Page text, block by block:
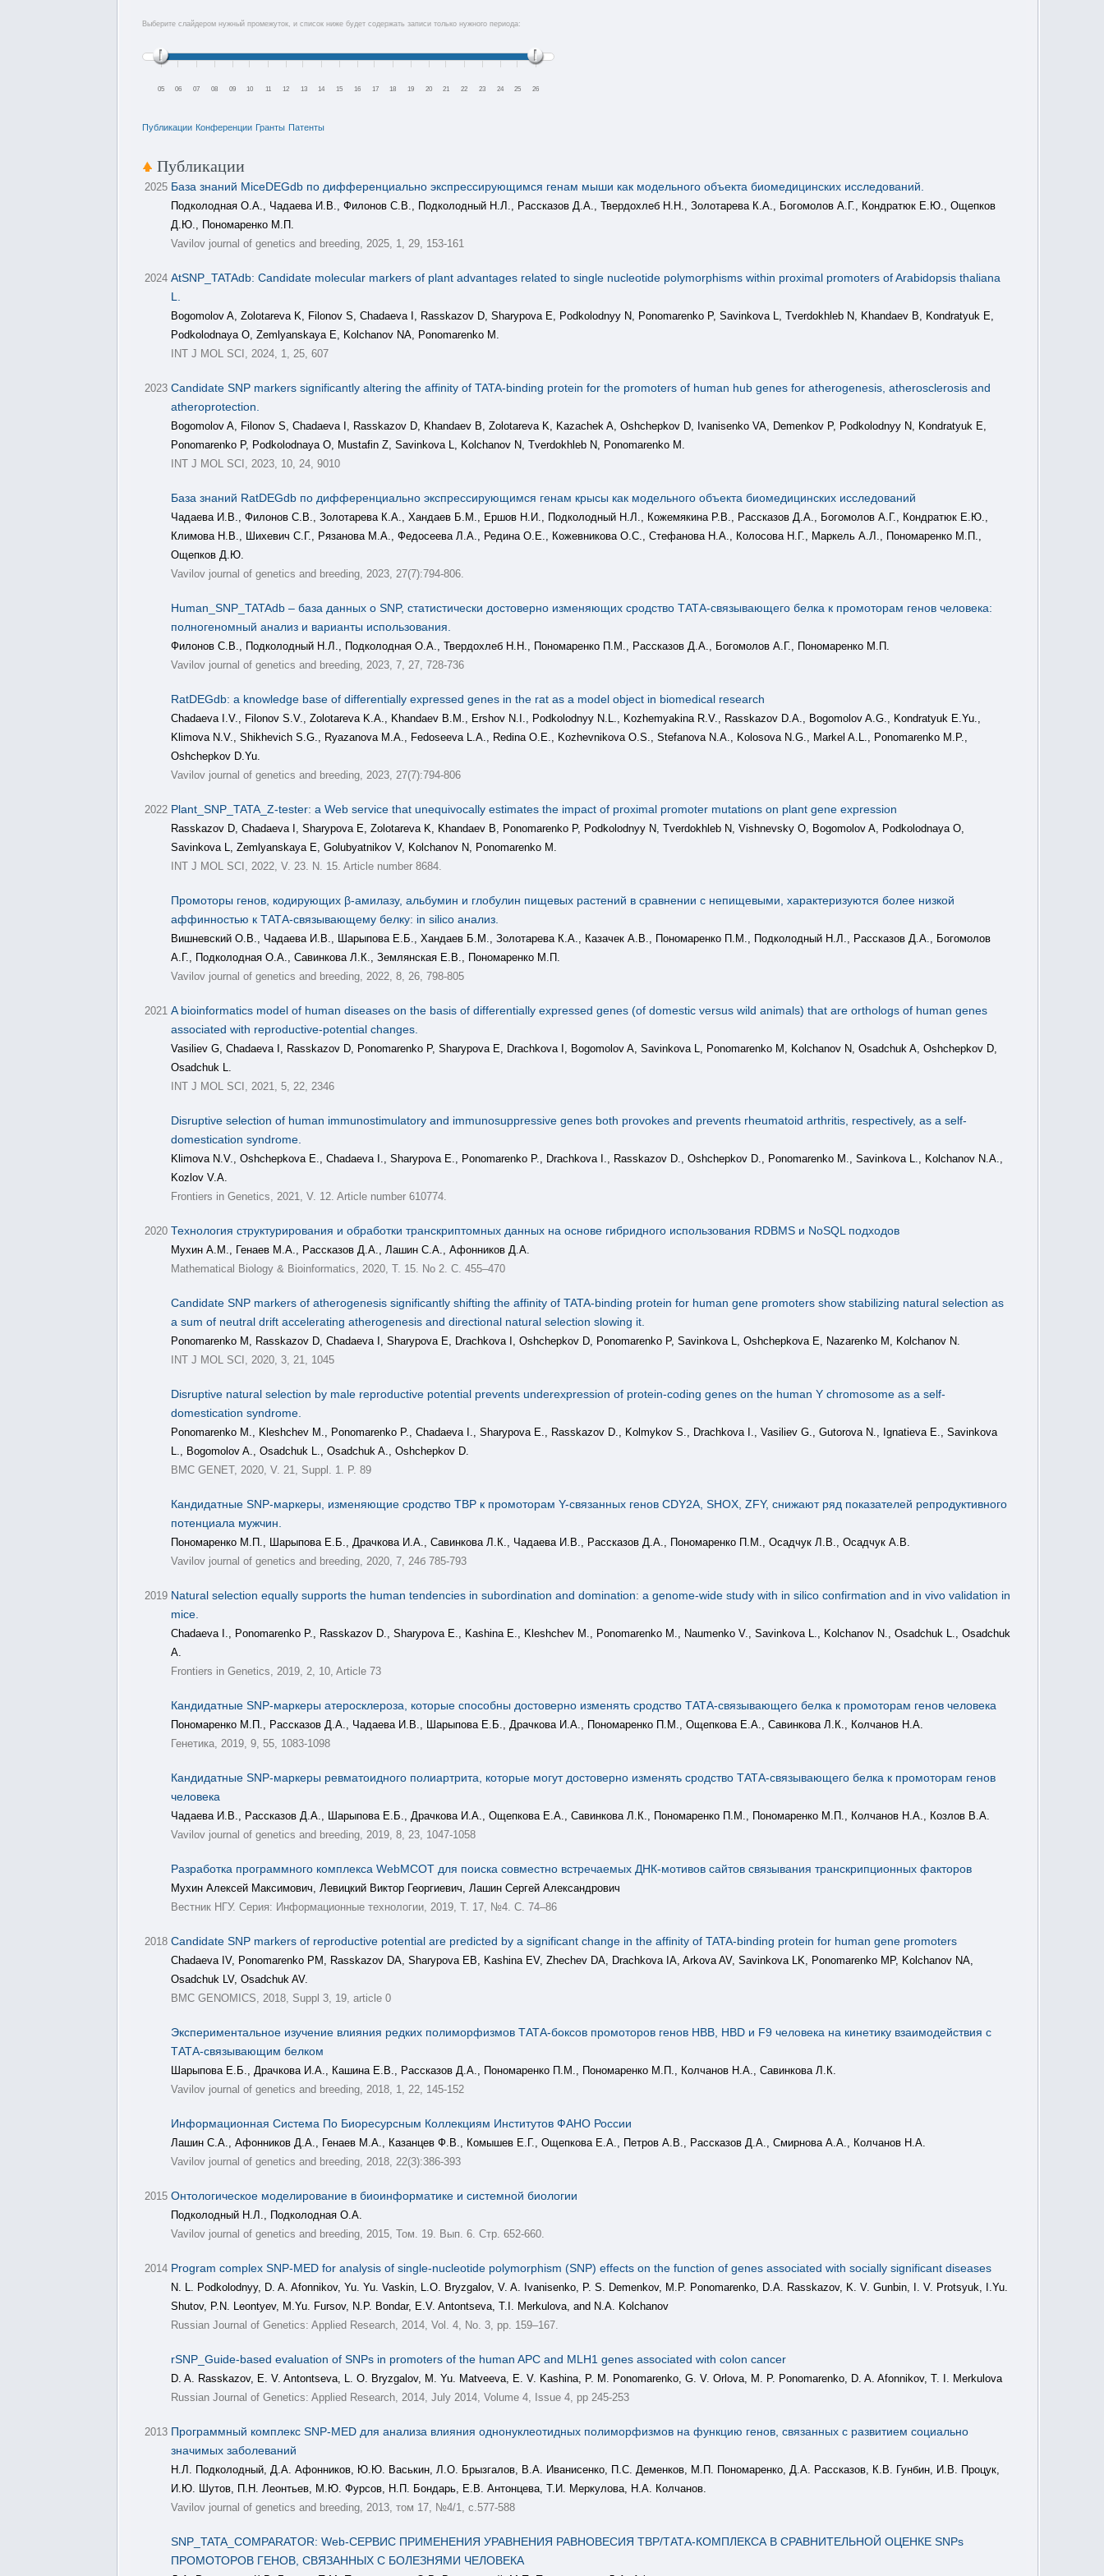
Выберите слайдером нужный промежуток, и список ниже будет содержать записи только нужного периода:
05 06 07 08 09 10 11 12 13 14 15 16 17 18 19 20 21 22 23 24 25 26
Публикации Конференции Гранты Патенты
Публикации
2025 База знаний MiceDEGdb по дифференциально экспрессирующимся генам мыши как модельного объекта биомедицинских исследований.
Подколодная О.А., Чадаева И.В., Филонов С.В., Подколодный Н.Л., Рассказов Д.А., Твердохлеб Н.Н., Золотарева К.А., Богомолов А.Г., Кондратюк Е.Ю., Ощепков
Д.Ю., Пономаренко М.П.
Vavilov journal of genetics and breeding, 2025, 1, 29, 153-161
2024 AtSNP_TATAdb: Candidate molecular markers of plant advantages related to single nucleotide polymorphisms within proximal promoters of Arabidopsis thaliana
L.
Bogomolov A, Zolotareva K, Filonov S, Chadaeva I, Rasskazov D, Sharypova E, Podkolodnyy N, Ponomarenko P, Savinkova L, Tverdokhleb N, Khandaev B, Kondratyuk E,
Podkolodnaya O, Zemlyanskaya E, Kolchanov NA, Ponomarenko M.
INT J MOL SCI, 2024, 1, 25, 607
2023 Candidate SNP markers significantly altering the affinity of TATA-binding protein for the promoters of human hub genes for atherogenesis, atherosclerosis and
atheroprotection.
Bogomolov A, Filonov S, Chadaeva I, Rasskazov D, Khandaev B, Zolotareva K, Kazachek A, Oshchepkov D, Ivanisenko VA, Demenkov P, Podkolodnyy N, Kondratyuk E,
Ponomarenko P, Podkolodnaya O, Mustafin Z, Savinkova L, Kolchanov N, Tverdokhleb N, Ponomarenko M.
INT J MOL SCI, 2023, 10, 24, 9010
База знаний RatDEGdb по дифференциально экспрессирующимся генам крысы как модельного объекта биомедицинских исследований
Чадаева И.В., Филонов С.В., Золотарева К.А., Хандаев Б.М., Ершов Н.И., Подколодный Н.Л., Кожемякина Р.В., Рассказов Д.А., Богомолов А.Г., Кондратюк Е.Ю.,
Климова Н.В., Шихевич С.Г., Рязанова М.А., Федосеева Л.А., Редина О.Е., Кожевникова О.С., Стефанова Н.А., Колосова Н.Г., Маркель А.Л., Пономаренко М.П.,
Ощепков Д.Ю.
Vavilov journal of genetics and breeding, 2023, 27(7):794-806.
Human_SNP_TATAdb – база данных о SNP, статистически достоверно изменяющих сродство ТАТА-связывающего белка к промоторам генов человека:
полногеномный анализ и варианты использования.
Филонов С.В., Подколодный Н.Л., Подколодная О.А., Твердохлеб Н.Н., Пономаренко П.М., Рассказов Д.А., Богомолов А.Г., Пономаренко М.П.
Vavilov journal of genetics and breeding, 2023, 7, 27, 728-736
RatDEGdb: a knowledge base of differentially expressed genes in the rat as a model object in biomedical research
Chadaeva I.V., Filonov S.V., Zolotareva K.A., Khandaev B.M., Ershov N.I., Podkolodnyy N.L., Kozhemyakina R.V., Rasskazov D.A., Bogomolov A.G., Kondratyuk E.Yu.,
Klimova N.V., Shikhevich S.G., Ryazanova M.A., Fedoseeva L.A., Redina О.Е., Kozhevnikova O.S., Stefanova N.A., Kolosova N.G., Markel A.L., Ponomarenko M.P.,
Oshchepkov D.Yu.
Vavilov journal of genetics and breeding, 2023, 27(7):794-806
2022 Plant_SNP_TATA_Z-tester: a Web service that unequivocally estimates the impact of proximal promoter mutations on plant gene expression
Rasskazov D, Chadaeva I, Sharypova E, Zolotareva K, Khandaev B, Ponomarenko P, Podkolodnyy N, Tverdokhleb N, Vishnevsky O, Bogomolov A, Podkolodnaya O,
Savinkova L, Zemlyanskaya E, Golubyatnikov V, Kolchanov N, Ponomarenko M.
INT J MOL SCI, 2022, V. 23. N. 15. Article number 8684.
Промоторы генов, кодирующих β-амилазу, альбумин и глобулин пищевых растений в сравнении с непищевыми, характеризуются более низкой
аффинностью к ТАТА-связывающему белку: in silico анализ.
Вишневский О.В., Чадаева И.В., Шарыпова Е.Б., Хандаев Б.М., Золотарева К.А., Казачек А.В., Пономаренко П.М., Подколодный Н.Л., Рассказов Д.А., Богомолов
А.Г., Подколодная О.А., Савинкова Л.К., Землянская Е.В., Пономаренко М.П.
Vavilov journal of genetics and breeding, 2022, 8, 26, 798-805
2021 A bioinformatics model of human diseases on the basis of differentially expressed genes (of domestic versus wild animals) that are orthologs of human genes
associated with reproductive-potential changes.
Vasiliev G, Chadaeva I, Rasskazov D, Ponomarenko P, Sharypova E, Drachkova I, Bogomolov A, Savinkova L, Ponomarenko M, Kolchanov N, Osadchuk A, Oshchepkov D,
Osadchuk L.
INT J MOL SCI, 2021, 5, 22, 2346
Disruptive selection of human immunostimulatory and immunosuppressive genes both provokes and prevents rheumatoid arthritis, respectively, as a self-
domestication syndrome.
Klimova N.V., Oshchepkova E., Chadaeva I., Sharypova E., Ponomarenko P., Drachkova I., Rasskazov D., Oshchepkov D., Ponomarenko M., Savinkova L., Kolchanov N.A.,
Kozlov V.A.
Frontiers in Genetics, 2021, V. 12. Article number 610774.
2020 Технология структурирования и обработки транскриптомных данных на основе гибридного использования RDBMS и NoSQL подходов
Мухин А.М., Генаев М.А., Рассказов Д.А., Лашин С.А., Афонников Д.А.
Mathematical Biology & Bioinformatics, 2020, Т. 15. No 2. С. 455–470
Candidate SNP markers of atherogenesis significantly shifting the affinity of TATA-binding protein for human gene promoters show stabilizing natural selection as
a sum of neutral drift accelerating atherogenesis and directional natural selection slowing it.
Ponomarenko M, Rasskazov D, Chadaeva I, Sharypova E, Drachkova I, Oshchepkov D, Ponomarenko P, Savinkova L, Oshchepkova E, Nazarenko M, Kolchanov N.
INT J MOL SCI, 2020, 3, 21, 1045
Disruptive natural selection by male reproductive potential prevents underexpression of protein-coding genes on the human Y chromosome as a self-
domestication syndrome.
Ponomarenko M., Kleshchev M., Ponomarenko P., Chadaeva I., Sharypova E., Rasskazov D., Kolmykov S., Drachkova I., Vasiliev G., Gutorova N., Ignatieva E., Savinkova
L., Bogomolov A., Osadchuk L., Osadchuk A., Oshchepkov D.
BMC GENET, 2020, V. 21, Suppl. 1. P. 89
Кандидатные SNP-маркеры, изменяющие сродство ТВР к промоторам Y-связанных генов CDY2A, SHOX, ZFY, снижают ряд показателей репродуктивного
потенциала мужчин.
Пономаренко М.П., Шарыпова Е.Б., Драчкова И.А., Савинкова Л.К., Чадаева И.В., Рассказов Д.А., Пономаренко П.М., Осадчук Л.В., Осадчук А.В.
Vavilov journal of genetics and breeding, 2020, 7, 24б 785-793
2019 Natural selection equally supports the human tendencies in subordination and domination: a genome-wide study with in silico confirmation and in vivo validation in
mice.
Chadaeva I., Ponomarenko P., Rasskazov D., Sharypova E., Kashina E., Kleshchev M., Ponomarenko M., Naumenko V., Savinkova L., Kolchanov N., Osadchuk L., Osadchuk
A.
Frontiers in Genetics, 2019, 2, 10, Article 73
Кандидатные SNP-маркеры атеросклероза, которые способны достоверно изменять сродство ТАТА-связывающего белка к промоторам генов человека
Пономаренко М.П., Рассказов Д.А., Чадаева И.В., Шарыпова Е.Б., Драчкова И.А., Пономаренко П.М., Ощепкова Е.А., Савинкова Л.К., Колчанов Н.А.
Генетика, 2019, 9, 55, 1083-1098
Кандидатные SNP-маркеры ревматоидного полиартрита, которые могут достоверно изменять сродство ТАТА-связывающего белка к промоторам генов
человека
Чадаева И.В., Рассказов Д.А., Шарыпова Е.Б., Драчкова И.А., Ощепкова Е.А., Савинкова Л.К., Пономаренко П.М., Пономаренко М.П., Колчанов Н.А., Козлов В.А.
Vavilov journal of genetics and breeding, 2019, 8, 23, 1047-1058
Разработка программного комплекса WebMCOT для поиска совместно встречаемых ДНК-мотивов сайтов связывания транскрипционных факторов
Мухин Алексей Максимович, Левицкий Виктор Георгиевич, Лашин Сергей Александрович
Вестник НГУ. Серия: Информационные технологии, 2019, Т. 17, №4. C. 74–86
2018 Candidate SNP markers of reproductive potential are predicted by a significant change in the affinity of TATA-binding protein for human gene promoters
Chadaeva IV, Ponomarenko PM, Rasskazov DA, Sharypova EB, Kashina EV, Zhechev DA, Drachkova IA, Arkova AV, Savinkova LK, Ponomarenko MP, Kolchanov NA,
Osadchuk LV, Osadchuk AV.
BMC GENOMICS, 2018, Suppl 3, 19, article 0
Экспериментальное изучение влияния редких полиморфизмов ТАТА-боксов промоторов генов HBB, HBD и F9 человека на кинетику взаимодействия с
ТАТА-связывающим белком
Шарыпова Е.Б., Драчкова И.А., Кашина Е.В., Рассказов Д.А., Пономаренко П.М., Пономаренко М.П., Колчанов Н.А., Савинкова Л.К.
Vavilov journal of genetics and breeding, 2018, 1, 22, 145-152
Информационная Система По Биоресурсным Коллекциям Институтов ФАНО России
Лашин С.А., Афонников Д.А., Генаев М.А., Казанцев Ф.В., Комышев Е.Г., Ощепкова Е.А., Петров А.В., Рассказов Д.А., Смирнова А.А., Колчанов Н.А.
Vavilov journal of genetics and breeding, 2018, 22(3):386-393
2015 Онтологическое моделирование в биоинформатике и системной биологии
Подколодный Н.Л., Подколодная О.А.
Vavilov journal of genetics and breeding, 2015, Том. 19. Вып. 6. Стр. 652-660.
2014 Program complex SNP-MED for analysis of single-nucleotide polymorphism (SNP) effects on the function of genes associated with socially significant diseases
N. L. Podkolodnyy, D. A. Afonnikov, Yu. Yu. Vaskin, L.O. Bryzgalov, V. A. Ivanisenko, P. S. Demenkov, M.P. Ponomarenko, D.A. Rasskazov, K. V. Gunbin, I. V. Protsyuk, I.Yu.
Shutov, P.N. Leontyev, M.Yu. Fursov, N.P. Bondar, E.V. Antontseva, T.I. Merkulova, and N.A. Kolchanov
Russian Journal of Genetics: Applied Research, 2014, Vol. 4, No. 3, pp. 159–167.
rSNP_Guide-based evaluation of SNPs in promoters of the human APC and MLH1 genes associated with colon cancer
D. A. Rasskazov, E. V. Antontseva, L. O. Bryzgalov, M. Yu. Matveeva, E. V. Kashina, P. M. Ponomarenko, G. V. Orlova, M. P. Ponomarenko, D. A. Afonnikov, T. I. Merkulova
Russian Journal of Genetics: Applied Research, 2014, July 2014, Volume 4, Issue 4, pp 245-253
2013 Программный комплекс SNP-MED для анализа влияния однонуклеотидных полиморфизмов на функцию генов, связанных с развитием социально
значимых заболеваний
Н.Л. Подколодный, Д.А. Афонников, Ю.Ю. Васькин, Л.О. Брызгалов, В.А. Иванисенко, П.С. Деменков, М.П. Пономаренко, Д.А. Рассказов, К.В. Гунбин, И.В. Процук,
И.Ю. Шутов, П.Н. Леонтьев, М.Ю. Фурсов, Н.П. Бондарь, Е.В. Антонцева, Т.И. Меркулова, Н.А. Колчанов.
Vavilov journal of genetics and breeding, 2013, том 17, №4/1, с.577-588
SNP_TATA_COMPARATOR: Web-СЕРВИС ПРИМЕНЕНИЯ УРАВНЕНИЯ РАВНОВЕСИЯ ТВР/ТАТА-КОМПЛЕКСА В СРАВНИТЕЛЬНОЙ ОЦЕНКЕ SNPs
ПРОМОТОРОВ ГЕНОВ, СВЯЗАННЫХ С БОЛЕЗНЯМИ ЧЕЛОВЕКА